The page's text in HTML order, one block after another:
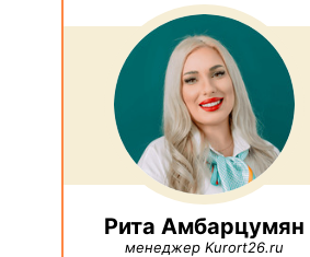
Рита Амбарцумян
менеджер Kurort26.ru